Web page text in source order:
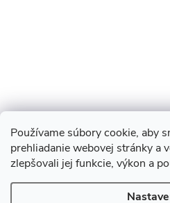
Používame súbory cookie, aby
prehliadanie webovej stránky a
zlepšovali jej funkcie, výkon a
Sledovať na